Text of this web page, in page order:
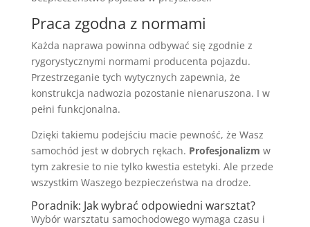
Praca zgodna z normami
Każda naprawa powinna odbywać się zgodnie z
rygorystycznymi normami producenta pojazdu.
Przestrzeganie tych wytycznych zapewnia, że
konstrukcja nadwozia pozostanie nienaruszona. I w
pełni funkcjonalna.
Dzięki takiemu podejściu macie pewność, że Wasz
samochód jest w dobrych rękach. Profesjonalizm w
tym zakresie to nie tylko kwestia estetyki. Ale przede
wszystkim Waszego bezpieczeństwa na drodze.
Poradnik: Jak wybrać odpowiedni warsztat?
Wybór warsztatu samochodowego wymaga czasu i